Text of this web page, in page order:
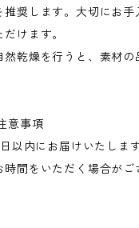
推奨します。大切にお手
けます。
乾燥を行うと、素材の
意事項
以内にお届けいたしま
間をいただく場合がご